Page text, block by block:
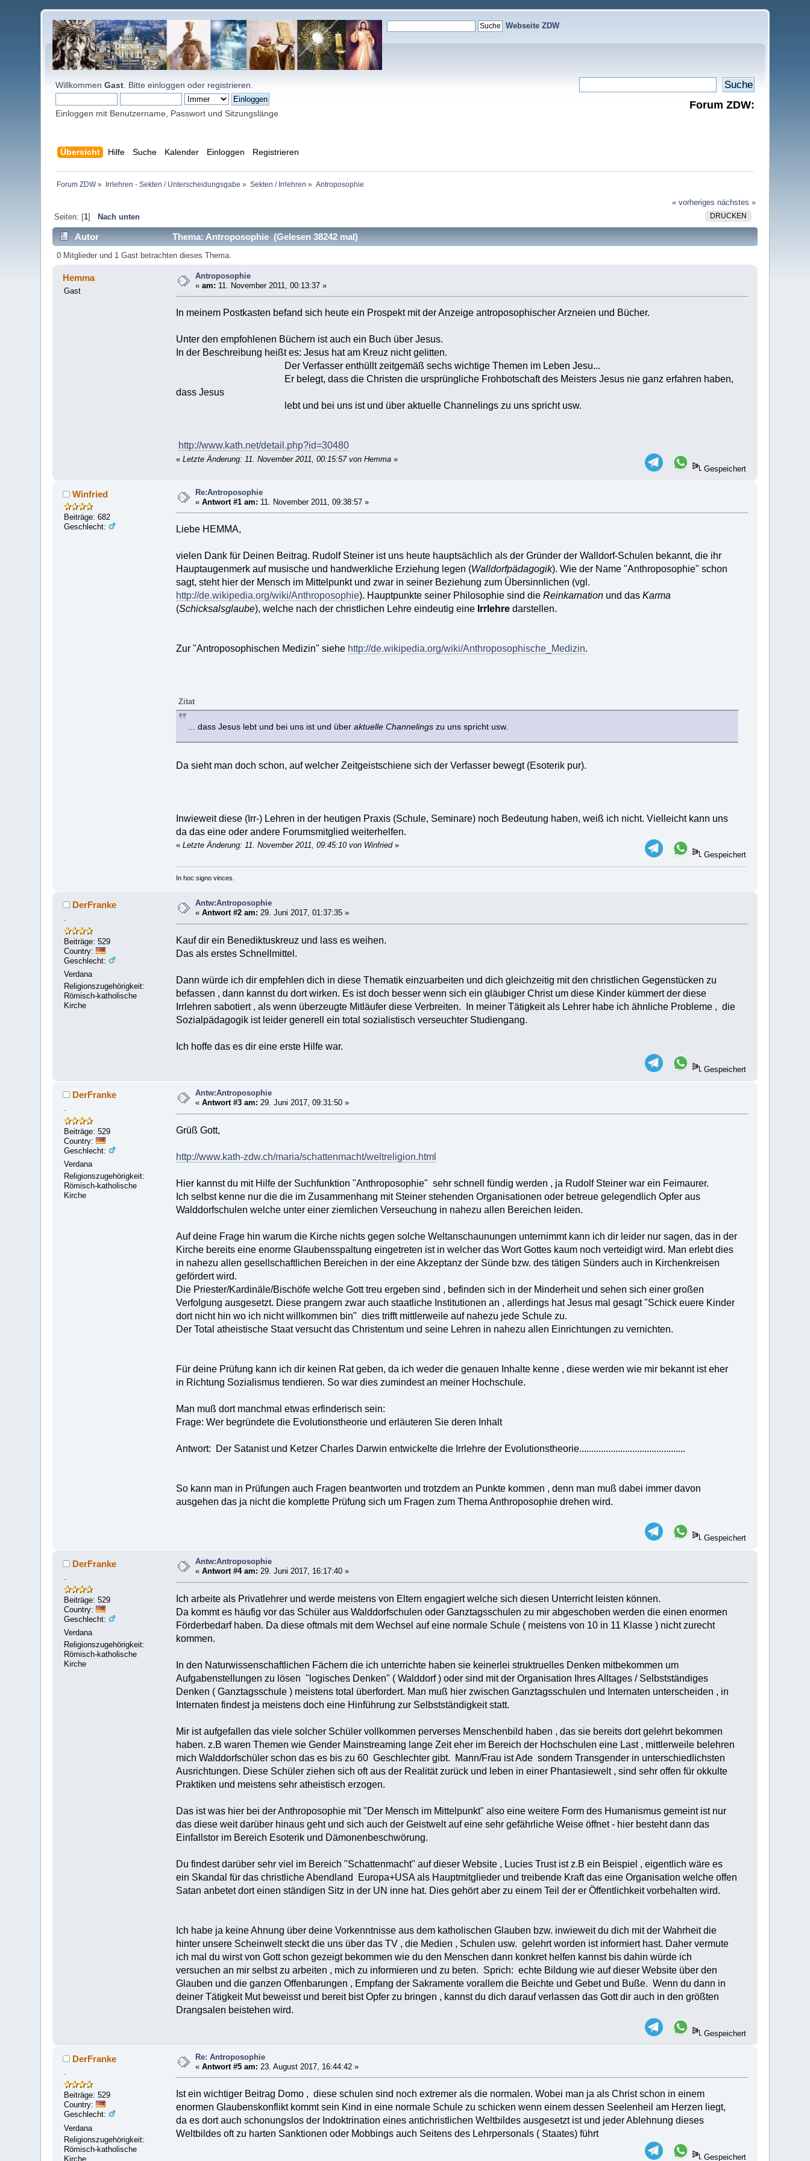
Webseite ZDW
WillkommenGast . Bitteeinloggen oder registrieren
Einloggen mit Benutzername, Passwort und Sitzungslänge
Forum ZDW:
Übersicht Hilfe Suche Kalender Einloggen Registrieren
Forum ZDW» Irrlehren - Sekten / Unterscheidungsgabe » Sekten / Irrlehren » Antroposophie
« vorheriges nächstes »
DRUCKEN
Seiten: [1] Nach unten
Autor Thema: Antroposophie (Gelesen 38242 mal)
0 Mitglieder und 1 Gast betrachten dieses Thema.
Hemma
Gast
Antroposophie
«am: 11. November 2011, 00:13:37 »
In meinem Postkasten befand sich heute ein Prospekt mit der Anzeige antroposophischer Arzneien und Bücher.
Unter den empfohlenen Büchern ist auch ein Buch über Jesus.
In der Beschreibung heißt es: Jesus hat am Kreuz nicht gelitten.
Der Verfasser enthüllt zeitgemäß sechs wichtige Themen im Leben Jesu...
Er belegt, dass die Christen die ursprüngliche Frohbotschaft des Meisters Jesus nie ganz erfahren haben,
dass Jesus
lebt und bei uns ist und über aktuelle Channelings zu uns spricht usw.
http://www.kath.net/detail.php?id=30480
« Letzte Änderung: 11. November 2011, 00:15:57 von Hemma »
Gespeichert
Winfried
Beiträge: 682
Geschlecht:
Re:Antroposophie
«Antwort #1 am: 11. November 2011, 09:38:57 »
Liebe HEMMA,
vielen Dank für Deinen Beitrag. Rudolf Steiner ist uns heute hauptsächlich als der Gründer der Walldorf-Schulen bekannt, die ihr
Hauptaugenmerk auf musische und handwerkliche Erziehung legen (Walldorfpädagogik). Wie der Name "Anthroposophie" schon
sagt, steht hier der Mensch im Mittelpunkt und zwar in seiner Beziehung zum Übersinnlichen (vgl.
http://de.wikipedia.org/wiki/Anthroposophie). Hauptpunkte seiner Philosophie sind die Reinkarnation und das Karma
(Schicksalsglaube), welche nach der christlichen Lehre eindeutig eine Irrlehre darstellen.
Zur "Antroposophischen Medizin" siehe http://de.wikipedia.org/wiki/Anthroposophische_Medizin.
Zitat
... dass Jesus lebt und bei uns ist und überaktuelle Channelings zu uns spricht usw.
Da sieht man doch schon, auf welcher Zeitgeistschiene sich der Verfasser bewegt (Esoterik pur).
Inwieweit diese (Irr-) Lehren in der heutigen Praxis (Schule, Seminare) noch Bedeutung haben, weiß ich nicht. Vielleicht kann uns
da das eine oder andere Forumsmitglied weiterhelfen.
« Letzte Änderung: 11. November 2011, 09:45:10 von Winfried»
Gespeichert
In hoc signo vinces.
DerFranke
.
Beiträge: 529
Country:
Geschlecht:
Verdana
Religionszugehörigkeit:
Römisch-katholische
Kirche
Antw:Antroposophie
«Antwort #2 am: 29. Juni 2017, 01:37:35 »
Kauf dir ein Benediktuskreuz und lass es weihen.
Das als erstes Schnellmittel.
Dann würde ich dir empfehlen dich in diese Thematik einzuarbeiten und dich gleichzeitig mit den christlichen Gegenstücken zu
befassen , dann kannst du dort wirken. Es ist doch besser wenn sich ein gläubiger Christ um diese Kinder kümmert der diese
Irrlehren sabotiert , als wenn überzeugte Mitläufer diese Verbreiten. In meiner Tätigkeit als Lehrer habe ich ähnliche Probleme , die
Sozialpädagogik ist leider generell ein total sozialistisch verseuchter Studiengang.
Ich hoffe das es dir eine erste Hilfe war.
Gespeichert
DerFranke
.
Beiträge: 529
Country:
Geschlecht:
Verdana
Religionszugehörigkeit:
Römisch-katholische
Kirche
Antw:Antroposophie
«Antwort #3 am: 29. Juni 2017, 09:31:50 »
Grüß Gott,
http://www.kath-zdw.ch/maria/schattenmacht/weltreligion.html
Hier kannst du mit Hilfe der Suchfunktion "Anthroposophie" sehr schnell fündig werden , ja Rudolf Steiner war ein Feimaurer.
Ich selbst kenne nur die die im Zusammenhang mit Steiner stehenden Organisationen oder betreue gelegendlich Opfer aus
Walddorfschulen welche unter einer ziemlichen Verseuchung in nahezu allen Bereichen leiden.
Auf deine Frage hin warum die Kirche nichts gegen solche Weltanschaunungen unternimmt kann ich dir leider nur sagen, das in der
Kirche bereits eine enorme Glaubensspaltung eingetreten ist in welcher das Wort Gottes kaum noch verteidigt wird. Man erlebt dies
in nahezu allen gesellschaftlichen Bereichen in der eine Akzeptanz der Sünde bzw. des tätigen Sünders auch in Kirchenkreisen
gefördert wird.
Die Priester/Kardinäle/Bischöfe welche Gott treu ergeben sind , befinden sich in der Minderheit und sehen sich einer großen
Verfolgung ausgesetzt. Diese prangern zwar auch staatliche Institutionen an , allerdings hat Jesus mal gesagt "Schick euere Kinder
dort nicht hin wo ich nicht willkommen bin" dies trifft mittlerweile auf nahezu jede Schule zu.
Der Total atheistische Staat versucht das Christentum und seine Lehren in nahezu allen Einrichtungen zu vernichten.
Für deine Prüfung kann ich dir keinen Rat geben, da ich weder die genauen Inhalte kenne , diese werden wie mir bekannt ist eher
in Richtung Sozialismus tendieren. So war dies zumindest an meiner Hochschule.
Man muß dort manchmal etwas erfinderisch sein:
Frage: Wer begründete die Evolutionstheorie und erläuteren Sie deren Inhalt
Antwort: Der Satanist und Ketzer Charles Darwin entwickelte die Irrlehre der Evolutionstheorie............................................
So kann man in Prüfungen auch Fragen beantworten und trotzdem an Punkte kommen , denn man muß dabei immer davon
ausgehen das ja nicht die komplette Prüfung sich um Fragen zum Thema Anthroposophie drehen wird.
Gespeichert
DerFranke
Beiträge: 529
Country:
Geschlecht:
Verdana
Religionszugehörigkeit:
Römisch-katholische
Kirche
Antw:Antroposophie
«Antwort #4 am: 29. Juni 2017, 16:17:40 »
Ich arbeite als Privatlehrer und werde meistens von Eltern engagiert welche sich diesen Unterricht leisten können.
Da kommt es häufig vor das Schüler aus Walddorfschulen oder Ganztagsschulen zu mir abgeschoben werden die einen enormen
Förderbedarf haben. Da diese oftmals mit dem Wechsel auf eine normale Schule ( meistens von 10 in 11 Klasse ) nicht zurecht
kommen.
In den Naturwissenschaftlichen Fächern die ich unterrichte haben sie keinerlei struktruelles Denken mitbekommen um
Aufgabenstellungen zu lösen "logisches Denken" ( Walddorf ) oder sind mit der Organisation Ihres Alltages / Selbstständiges
Denken ( Ganztagsschule ) meistens total überfordert. Man muß hier zwischen Ganztagsschulen und Internaten unterscheiden , in
Internaten findest ja meistens doch eine Hinführung zur Selbstständigkeit statt.
Mir ist aufgefallen das viele solcher Schüler vollkommen perverses Menschenbild haben , das sie bereits dort gelehrt bekommen
haben. z.B waren Themen wie Gender Mainstreaming lange Zeit eher im Bereich der Hochschulen eine Last , mittlerweile belehren
mich Walddorfschüler schon das es bis zu 60 Geschlechter gibt. Mann/Frau ist Ade sondern Transgender in unterschiedlichsten
Ausrichtungen. Diese Schüler ziehen sich oft aus der Realität zurück und leben in einer Phantasiewelt , sind sehr offen für okkulte
Praktiken und meistens sehr atheistisch erzogen.
Das ist was hier bei der Anthroposophie mit "Der Mensch im Mittelpunkt" also eine weitere Form des Humanismus gemeint ist nur
das diese weit darüber hinaus geht und sich auch der Geistwelt auf eine sehr gefährliche Weise öffnet - hier besteht dann das
Einfallstor im Bereich Esoterik und Dämonenbeschwörung.
Du findest darüber sehr viel im Bereich "Schattenmacht" auf dieser Website , Lucies Trust ist z.B ein Beispiel , eigentlich wäre es
ein Skandal für das christliche Abendland Europa+USA als Hauptmitglieder und treibende Kraft das eine Organisation welche offen
Satan anbetet dort einen ständigen Sitz in der UN inne hat. Dies gehört aber zu einem Teil der er Öffentlichkeit vorbehalten wird.
Ich habe ja keine Ahnung über deine Vorkenntnisse aus dem katholischen Glauben bzw. inwieweit du dich mit der Wahrheit die
hinter unsere Scheinwelt steckt die uns über das TV , die Medien , Schulen usw. gelehrt worden ist informiert hast. Daher vermute
ich mal du wirst von Gott schon gezeigt bekommen wie du den Menschen dann konkret helfen kannst bis dahin würde ich
versuchen an mir selbst zu arbeiten , mich zu informieren und zu beten. Sprich: echte Bildung wie auf dieser Website über den
Glauben und die ganzen Offenbarungen , Empfang der Sakramente vorallem die Beichte und Gebet und Buße. Wenn du dann in
deiner Tätigkeit Mut beweisst und bereit bist Opfer zu bringen , kannst du dich darauf verlassen das Gott dir auch in den größten
Drangsalen beistehen wird.
Gespeichert
DerFranke
Beiträge: 529
Country:
Geschlecht:
Verdana
Religionszugehörigkeit:
Römisch-katholische
Kirche
Re: Antroposophie
«Antwort #5 am: 23. August 2017, 16:44:42 »
Ist ein wichtiger Beitrag Domo , diese schulen sind noch extremer als die normalen. Wobei man ja als Christ schon in einem
enormen Glaubenskonflikt kommt sein Kind in eine normale Schule zu schicken wenn einem dessen Seelenheil am Herzen liegt,
da es dort auch schonungslos der Indoktrination eines antichristlichen Weltbildes ausgesetzt ist und jeder Ablehnung dieses
Weltbildes oft zu harten Sanktionen oder Mobbings auch Seitens des Lehrpersonals ( Staates) führt
Gespeichert